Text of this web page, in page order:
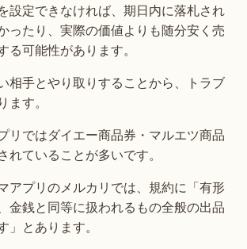
設定できなければ、期日内に落札され
ったり、実際の価値よりも随分安く売
る可能性があります。
相手とやり取りすることから、トラブ
す。
リではダイエー商品券・マルエツ商品
れていることが多いです。
アプリのメルカリでは、規約に「有形
金銭と同等に扱われるもの全般の出品
」とあります。